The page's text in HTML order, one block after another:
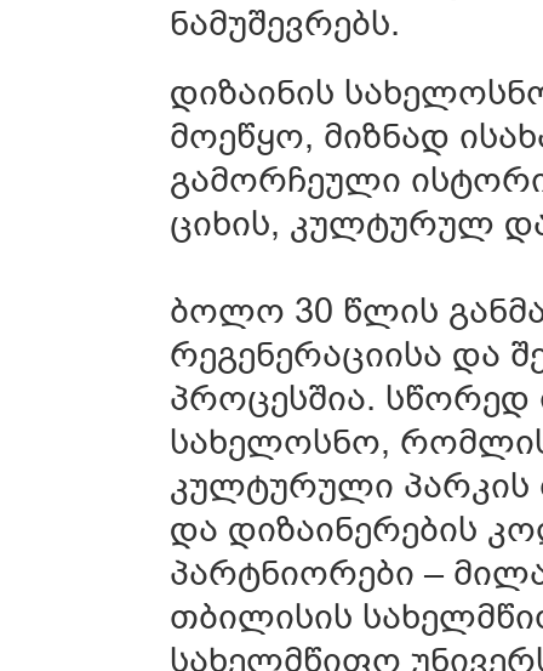
ნამუშევრებს.
დიზაინის
მოეწყო, მიზნად
გამორჩეული
ციხის, კულტურულ
ბოლო 30 წლის
რეგენერაციისა და
პროცესშია. სწორედ
სახელოსნო,
კულტურული პარკის
და დიზაინერების
პარტნიორები –
თბილისის
სახელმწიფო